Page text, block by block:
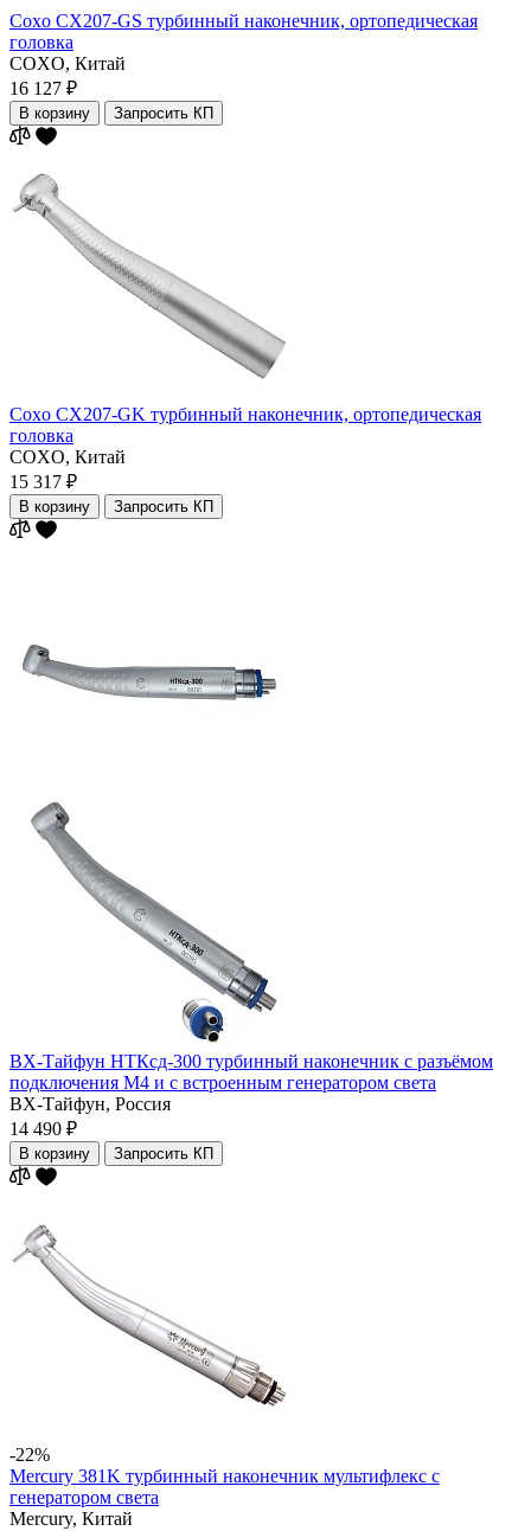
Coxo CX207-GS турбинный наконечник, ортопедическая
головка
COXO, Китай
16 127 ₽
В корзину Запросить КП
Coxo CX207-GK турбинный наконечник, ортопедическая
головка
COXO, Китай
15 317 ₽
В корзину Запросить КП
ВХ-Тайфун НТКсд-300 турбинный наконечник с разъёмом
подключения М4 и с встроенным генератором света
ВХ-Тайфун, Россия
14 490 ₽
В корзину Запросить КП
-22%
Mercury 381K турбинный наконечник мультифлекс с
генератором света
Mercury, Китай